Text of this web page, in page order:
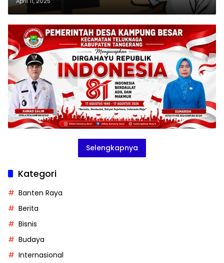
Selengkapnya
Kategori
Banten Raya
Berita
Bisnis
Budaya
Internasional